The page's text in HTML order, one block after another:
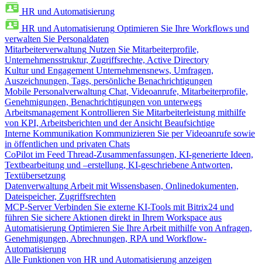
HR und Automatisierung
HR und Automatisierung Optimieren Sie Ihre Workflows und
verwalten Sie Personaldaten
Mitarbeiterverwaltung Nutzen Sie Mitarbeiterprofile,
Unternehmensstruktur, Zugriffsrechte, Active Directory
Kultur und Engagement Unternehmensnews, Umfragen,
Auszeichnungen, Tags, persönliche Benachrichtigungen
Mobile Personalverwaltung Chat, Videoanrufe, Mitarbeiterprofile,
Genehmigungen, Benachrichtigungen von unterwegs
Arbeitsmanagement Kontrollieren Sie Mitarbeiterleistung mithilfe
von KPI, Arbeitsberichten und der Ansicht Beaufsichtige
Interne Kommunikation Kommunizieren Sie per Videoanrufe sowie
in öffentlichen und privaten Chats
CoPilot im Feed Thread-Zusammenfassungen, KI-generierte Ideen,
Textbearbeitung und –erstellung, KI-geschriebene Antworten,
Textübersetzung
Datenverwaltung Arbeit mit Wissensbasen, Onlinedokumenten,
Dateispeicher, Zugriffsrechten
MCP-Server Verbinden Sie externe KI-Tools mit Bitrix24 und
führen Sie sichere Aktionen direkt in Ihrem Workspace aus
Automatisierung Optimieren Sie Ihre Arbeit mithilfe von Anfragen,
Genehmigungen, Abrechnungen, RPA und Workflow-
Automatisierung
Alle Funktionen von HR und Automatisierung anzeigen